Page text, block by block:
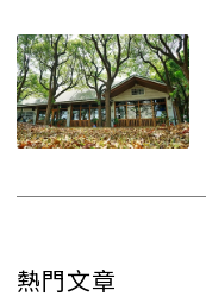
熱門文章